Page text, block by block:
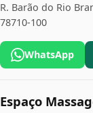
R. Barão do Rio
78710-100
WhatsApp
Espaço